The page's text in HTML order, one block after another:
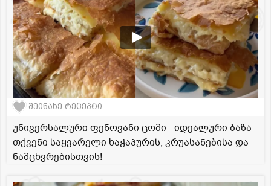
შეინახე რეცეპტი
უნივერსალური ფენოვანი ცომი - იდეალური ბაზა
თქვენი საყვარელი ხაჭაპურის, კრუასანებისა და
ნამცხვრებისთვის!